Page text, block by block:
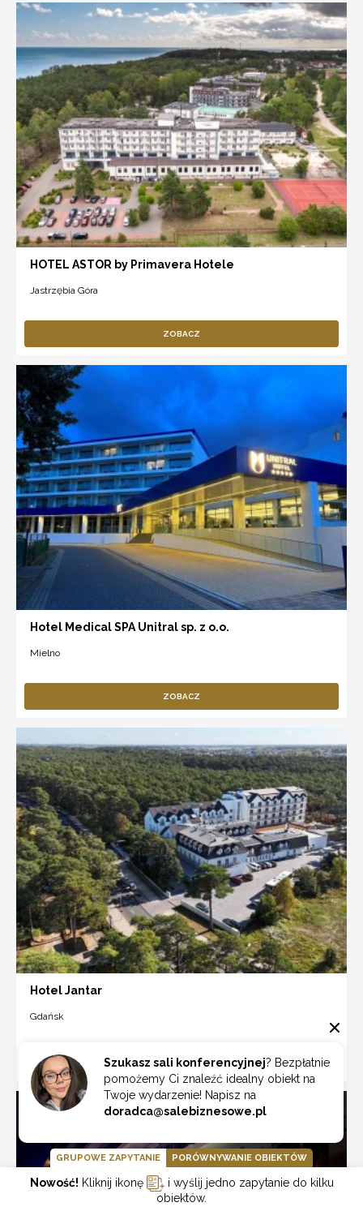
HOTEL ASTOR by Primavera Hotele
Jastrzębia Góra
ZOBACZ
Hotel Medical SPA Unitral sp. z o.o.
Mielno
ZOBACZ
Hotel Jantar
Gdańsk
ZOBACZ
Szukasz sali konferencyjnej? Bezpłatnie
pomożemy Ci znaleźć idealny obiekt na
Twoje wydarzenie! Napisz na
doradca@salebiznesowe.pl
GRUPOWE ZAPYTANIE PORÓWNYWANIE OBIEKTÓW
Nowość! Kliknij ikonę
i wyślij jedno zapytanie do kilku
obiektów.